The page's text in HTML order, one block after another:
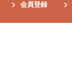
会員登録